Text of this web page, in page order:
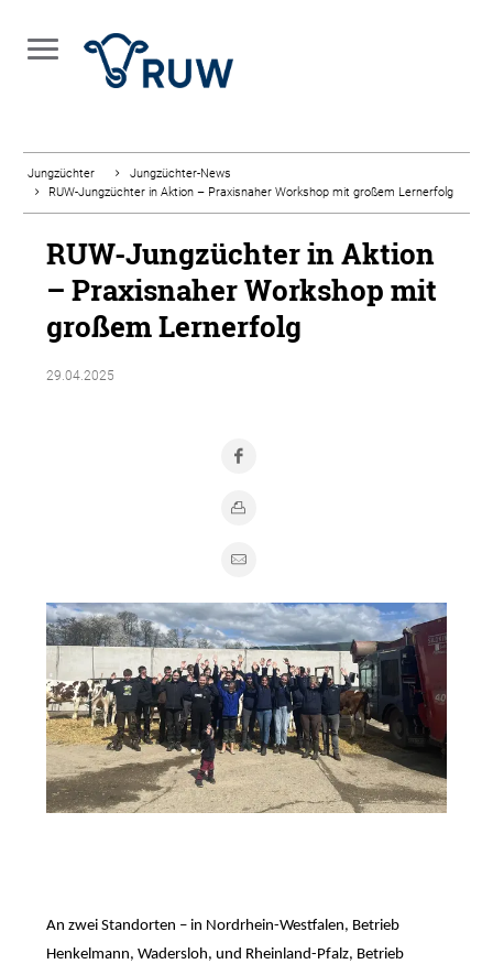
Jungzüchter
Jungzüchter-News
RUW-Jungzüchter in Aktion – Praxisnaher Workshop mit großem Lernerfolg
RUW-Jungzüchter in Aktion
– Praxisnaher Workshop mit
großem Lernerfolg
29.04.2025
An zwei Standorten – in Nordrhein-Westfalen, Betrieb
Henkelmann, Wadersloh, und Rheinland-Pfalz, Betrieb